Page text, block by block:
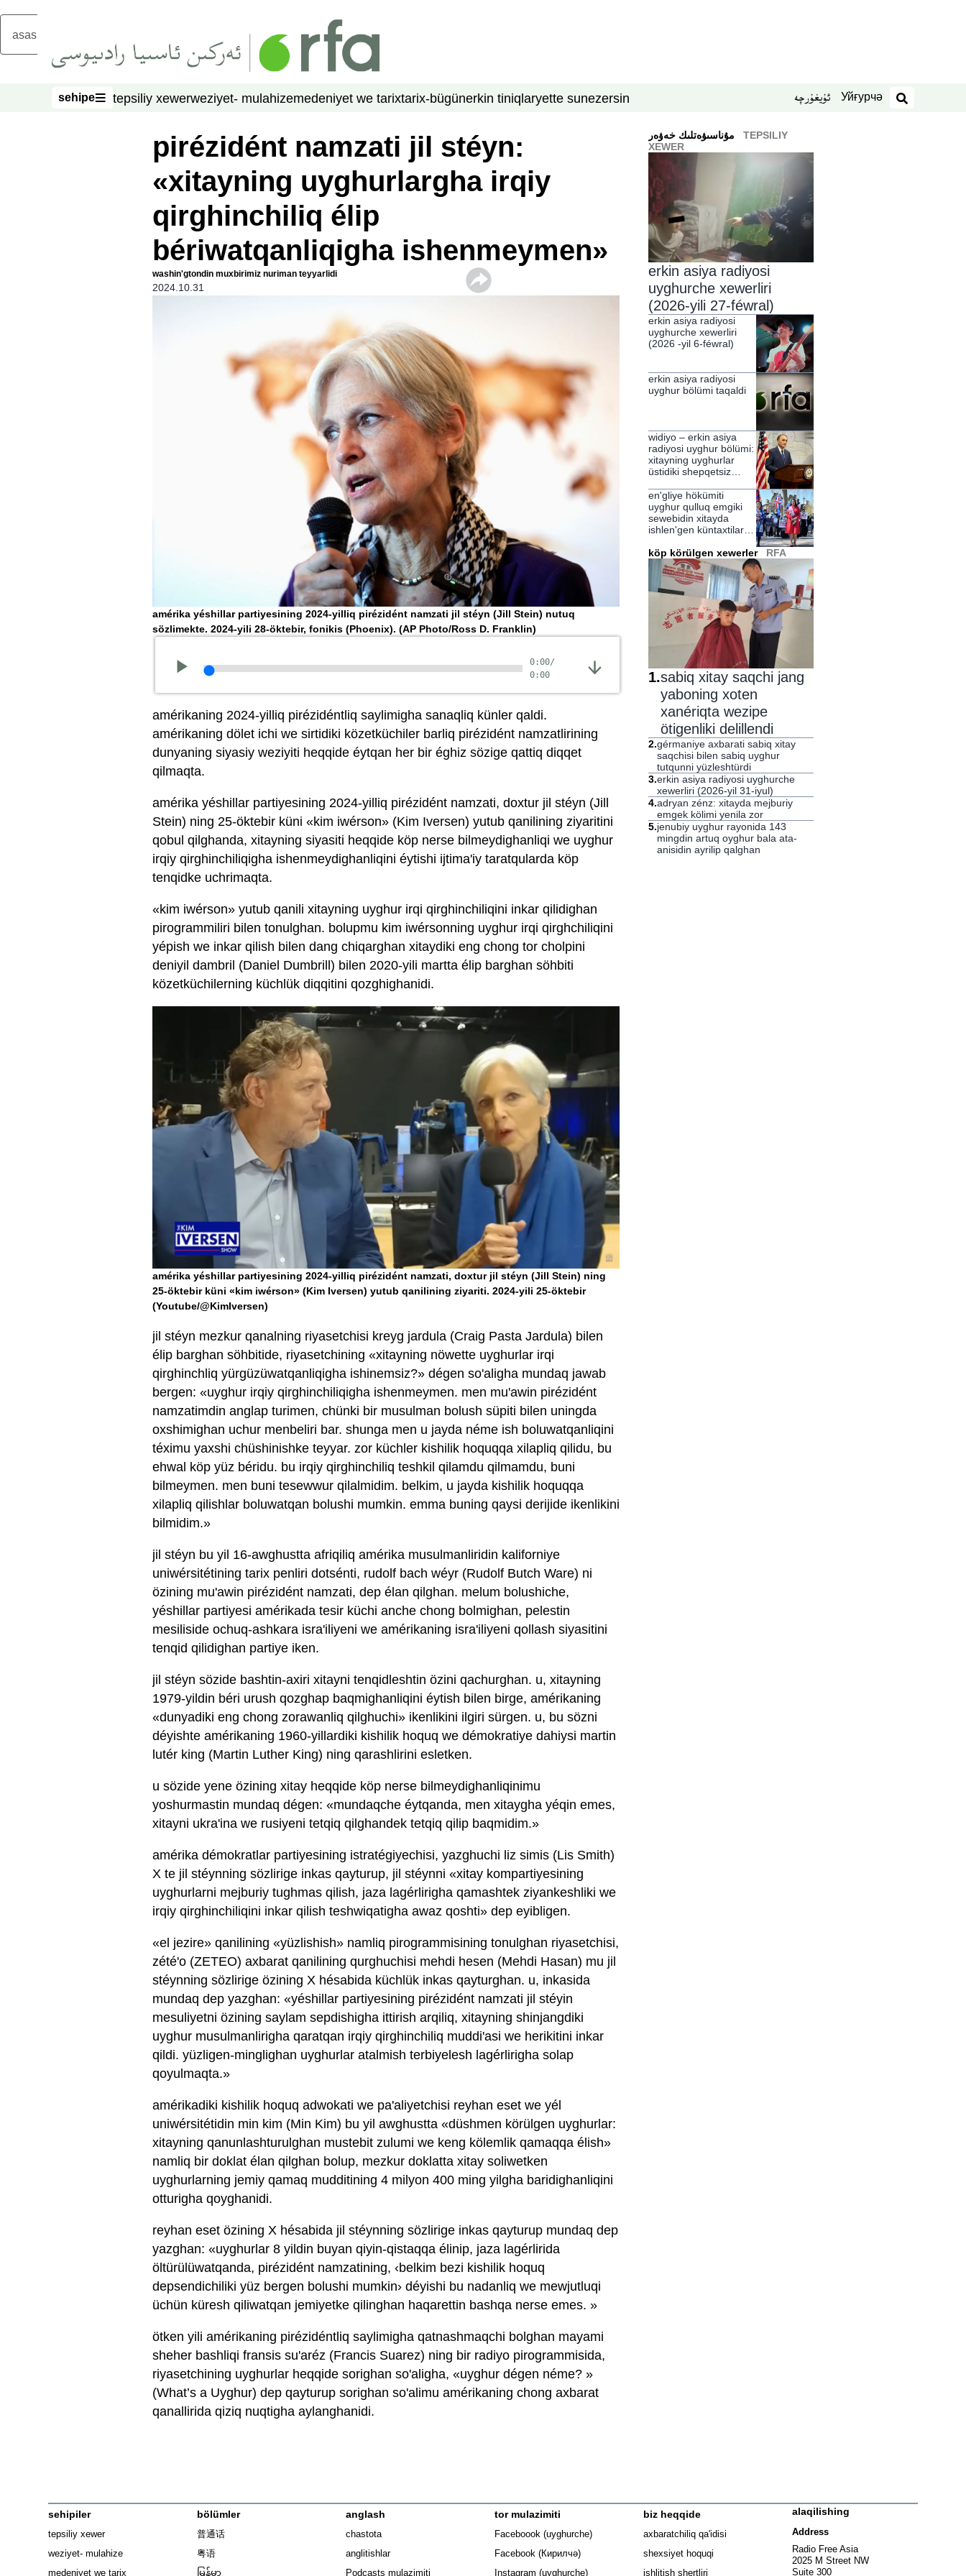
asasliq mezmungha atlang
sehipe
sehipe tepsiliy xewerweziyet- mulahizemedeniyet we tarixtarix-bügünerkin tiniqlaryette sunezersin ئۇيغۇرچە Уйғурчә
izdesh
pirézidént namzati jil stéyn:
«xitayning uyghurlargha irqiy
qirghinchiliq élip
bériwatqanliqigha ishenmeymen»
washin'gtondin muxbirimiz nuriman teyyarlidi
2024.10.31
amérika yéshillar partiyesining 2024-yilliq pirézidént namzati jil stéyn (Jill Stein) nutuq
sözlimekte. 2024-yili 28-öktebir, fonikis (Phoenix). (AP Photo/Ross D. Franklin)
0:00/
0:00
amérikaning 2024-yilliq pirézidéntliq saylimigha sanaqliq künler qaldi.
amérikaning dölet ichi we sirtidiki közetküchiler barliq pirézidént namzatlirining
dunyaning siyasiy weziyiti heqqide éytqan her bir éghiz sözige qattiq diqqet
qilmaqta.
amérika yéshillar partiyesining 2024-yilliq pirézidént namzati, doxtur jil stéyn (Jill
Stein) ning 25-öktebir küni «kim iwérson» (Kim Iversen) yutub qanilining ziyaritini
qobul qilghanda, xitayning siyasiti heqqide köp nerse bilmeydighanliqi we uyghur
irqiy qirghinchiliqigha ishenmeydighanliqini éytishi ijtima'iy taratqularda köp
tenqidke uchrimaqta.
«kim iwérson» yutub qanili xitayning uyghur irqi qirghinchiliqini inkar qilidighan
pirogrammiliri bilen tonulghan. bolupmu kim iwérsonning uyghur irqi qirghchiliqini
yépish we inkar qilish bilen dang chiqarghan xitaydiki eng chong tor cholpini
deniyil dambril (Daniel Dumbrill) bilen 2020-yili martta élip barghan söhbiti
közetküchilerning küchlük diqqitini qozghighanidi.
amérika yéshillar partiyesining 2024-yilliq pirézidént namzati, doxtur jil stéyn (Jill Stein) ning
25-öktebir küni «kim iwérson» (Kim Iversen) yutub qanilining ziyariti. 2024-yili 25-öktebir
(Youtube/@KimIversen)
jil stéyn mezkur qanalning riyasetchisi kreyg jardula (Craig Pasta Jardula) bilen
élip barghan söhbitide, riyasetchining «xitayning nöwette uyghurlar irqi
qirghinchliq yürgüzüwatqanliqigha ishinemsiz?» dégen so'aligha mundaq jawab
bergen: «uyghur irqiy qirghinchiliqigha ishenmeymen. men mu'awin pirézidént
namzatimdin anglap turimen, chünki bir musulman bolush süpiti bilen uningda
oxshimighan uchur menbeliri bar. shunga men u jayda néme ish boluwatqanliqini
téximu yaxshi chüshinishke teyyar. zor küchler kishilik hoquqqa xilapliq qilidu, bu
ehwal köp yüz béridu. bu irqiy qirghinchiliq teshkil qilamdu qilmamdu, buni
bilmeymen. men buni tesewwur qilalmidim. belkim, u jayda kishilik hoquqqa
xilapliq qilishlar boluwatqan bolushi mumkin. emma buning qaysi derijide ikenlikini
bilmidim.»
jil stéyn bu yil 16-awghustta afriqiliq amérika musulmanliridin kaliforniye
uniwérsitétining tarix penliri dotsénti, rudolf bach wéyr (Rudolf Butch Ware) ni
özining mu'awin pirézidént namzati, dep élan qilghan. melum bolushiche,
yéshillar partiyesi amérikada tesir küchi anche chong bolmighan, pelestin
mesiliside ochuq-ashkara isra'iliyeni we amérikaning isra'iliyeni qollash siyasitini
tenqid qilidighan partiye iken.
jil stéyn sözide bashtin-axiri xitayni tenqidleshtin özini qachurghan. u, xitayning
1979-yildin béri urush qozghap baqmighanliqini éytish bilen birge, amérikaning
«dunyadiki eng chong zorawanliq qilghuchi» ikenlikini ilgiri sürgen. u, bu sözni
déyishte amérikaning 1960-yillardiki kishilik hoquq we démokratiye dahiysi martin
lutér king (Martin Luther King) ning qarashlirini esletken.
u sözide yene özining xitay heqqide köp nerse bilmeydighanliqinimu
yoshurmastin mundaq dégen: «mundaqche éytqanda, men xitaygha yéqin emes,
xitayni ukra'ina we rusiyeni tetqiq qilghandek tetqiq qilip baqmidim.»
amérika démokratlar partiyesining istratégiyechisi, yazghuchi liz simis (Lis Smith)
X te jil stéynning sözlirige inkas qayturup, jil stéynni «xitay kompartiyesining
uyghurlarni mejburiy tughmas qilish, jaza lagérlirigha qamashtek ziyankeshliki we
irqiy qirghinchiliqini inkar qilish teshwiqatigha awaz qoshti» dep eyibligen.
«el jezire» qanilining «yüzlishish» namliq pirogrammisining tonulghan riyasetchisi,
zété'o (ZETEO) axbarat qanilining qurghuchisi mehdi hesen (Mehdi Hasan) mu jil
stéynning sözlirige özining X hésabida küchlük inkas qayturghan. u, inkasida
mundaq dep yazghan: «yéshillar partiyesining pirézidént namzati jil stéyin
mesuliyetni özining saylam sepdishigha ittirish arqiliq, xitayning shinjangdiki
uyghur musulmanlirigha qaratqan irqiy qirghinchiliq muddi'asi we herikitini inkar
qildi. yüzligen-minglighan uyghurlar atalmish terbiyelesh lagérlirigha solap
qoyulmaqta.»
amérikadiki kishilik hoquq adwokati we pa'aliyetchisi reyhan eset we yél
uniwérsitétidin min kim (Min Kim) bu yil awghustta «düshmen körülgen uyghurlar:
xitayning qanunlashturulghan mustebit zulumi we keng kölemlik qamaqqa élish»
namliq bir doklat élan qilghan bolup, mezkur doklatta xitay soliwetken
uyghurlarning jemiy qamaq mudditining 4 milyon 400 ming yilgha baridighanliqini
otturigha qoyghanidi.
reyhan eset özining X hésabida jil stéynning sözlirige inkas qayturup mundaq dep
yazghan: «uyghurlar 8 yildin buyan qiyin-qistaqqa élinip, jaza lagérlirida
öltürülüwatqanda, pirézidént namzatining, ‹belkim bezi kishilik hoquq
depsendichiliki yüz bergen bolushi mumkin› déyishi bu nadanliq we mewjutluqi
üchün küresh qiliwatqan jemiyetke qilinghan haqarettin bashqa nerse emes. »
ötken yili amérikaning pirézidéntliq saylimigha qatnashmaqchi bolghan mayami
sheher bashliqi fransis su'aréz (Francis Suarez) ning bir radiyo pirogrammisida,
riyasetchining uyghurlar heqqide sorighan so'aligha, «uyghur dégen néme? »
(What’s a Uyghur) dep qayturup sorighan so'alimu amérikaning chong axbarat
qanallirida qiziq nuqtigha aylanghanidi.
TEPSILIY
XEWER
erkin asiya radiyosi
uyghurche xewerliri
(2026-yili 27-féwral)
erkin asiya radiyosi
uyghurche xewerliri
(2026 -yil 6-féwral)
erkin asiya radiyosi
uyghur bölümi taqaldi
widiyo – erkin asiya
radiyosi uyghur bölümi:
xitayning uyghurlar
üstidiki shepqetsiz
zulmetlirini yérip
ötküchi nur
en'gliye hökümiti
uyghur qulluq emgiki
sewebidin xitayda
ishlen'gen küntaxtilarni
qildi
köp körülgen xewerler RFA
1.sabiq xitay saqchi jang
yaboning xoten
xanériqta wezipe
ötigenliki delillendi
2.gérmaniye axbarati sabiq xitay
saqchisi bilen sabiq uyghur
tutqunni yüzleshtürdi
3.erkin asiya radiyosi uyghurche
xewerliri (2026-yil 31-iyul)
4.adryan zénz: xitayda mejburiy
emgek kölimi yenila zor
5.jenubiy uyghur rayonida 143
mingdin artuq oyghur bala ata-
anisidin ayrilip qalghan
sehipiler
tepsiliy xewer
weziyet- mulahize
medeniyet we tarix
bölümler
普通话
粤语
မြန်မာ
anglash
chastota
anglitishlar
Podcasts mulazimiti
tor mulazimiti
Faceboook (uyghurche) Opens in new window
Facebook (Кирилчә) Opens in new window
Instagram (uyghurche) Opens in new window
biz heqqide
axbaratchiliq qa'idisi
shexsiyet hoquqi
ishlitish shertliri
alaqilishing
Address
Radio Free Asia
2025 M Street NW
Suite 300